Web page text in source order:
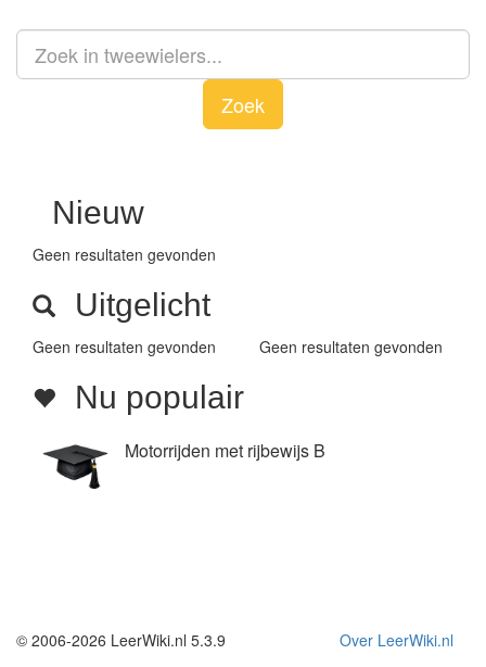
Zoek
Nieuw
Geen resultaten gevonden
Uitgelicht
Geen resultaten gevonden Geen resultaten gevonden
Nu populair
Motorrijden met rijbewijs B
Over LeerWiki.nl
© 2006-2026 LeerWiki.nl 5.3.9